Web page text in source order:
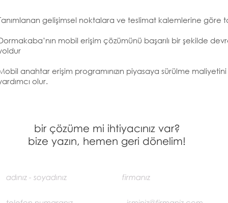
gelişimsel noktalara ve teslimat kalemlerine göre
mobil erişim çözümünü başarılı bir şekilde
anahtar erişim programınızın piyasaya sürülme
olur.
bir çözüme mi ihtiyacınız var?
bize yazın, hemen geri dönelim!